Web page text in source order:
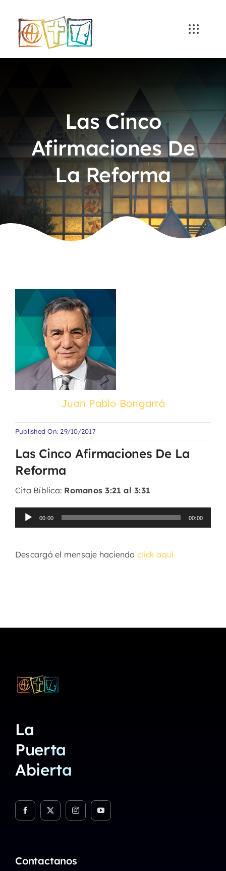
content
Las Cinco
Afirmaciones De
La Reforma
Juan Pablo Bongarrá
Published On: 29/10/2017
Las Cinco Afirmaciones De La
Reforma
Cita Bíblica: Romanos 3:21 al 3:31
Reproductor
de
00:00 00:00
Descargá el mensaje haciendo click aquí
La
Puerta
Abierta
Contactanos